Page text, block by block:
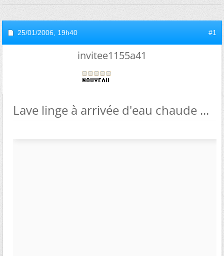
25/01/2006, 19h40 #1
invitee1155a41
Lave linge à arrivée d'eau chaude ...